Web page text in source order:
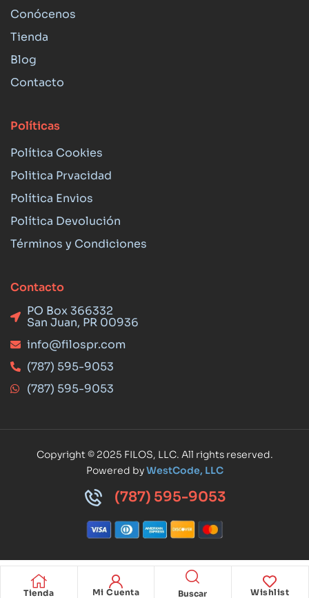
Tienda Mi Cuenta Wishlist
Conócenos
Tienda
Blog
Contacto
Políticas
Política Cookies
Politica Prvacidad
Política Envios
Política Devolución
Términos y Condiciones
Contacto
PO Box 366332
San Juan, PR 00936
info@filospr.com
(787) 595-9053
(787) 595-9053
Copyright © 2025 FILOS, LLC. All rights reserved.
Powered byWestCode, LLC
(787) 595-9053